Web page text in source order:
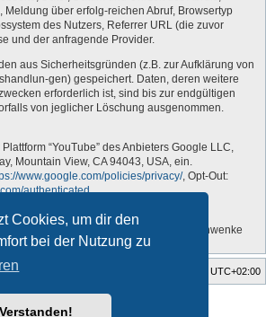
Cookies, um dir den
bei der Nutzung zu
Verstanden!
über erfolg-reichen Abruf, Browsertyp
des Nutzers, Referrer URL (die zuvor
und der anfragende Provider.
aus Sicherheitsgründen (z.B. zur Aufklärung von
gen) gespeichert. Daten, deren weitere
erforderlich ist, sind bis zur endgültigen
von jeglicher Löschung ausgenommen.
“YouTube” des Anbieters Google LLC,
Mountain View, CA 94043, USA, ein.
www.google.com/policies/privacy/, Opt-Out:
authenticated.
Generator.de von RA Dr. Thomas Schwenke
UTC+02:00
forum tricolor tv
phpBB® Forum Software © phpBB Limited